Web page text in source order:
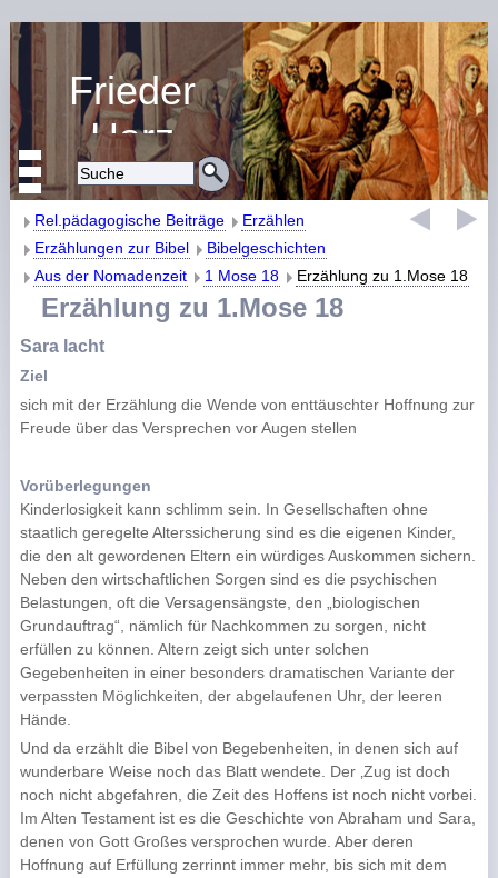
Frieder
Harz
Religiöse Erziehung
und Bildung
Rel.pädagogische Beiträge
Erzählen
Erzählungen zur Bibel
Bibelgeschichten
Aus der Nomadenzeit
1 Mose 18 Erzählung zu 1.Mose 18
Erzählung zu 1.Mose 18
Sara lacht
Ziel
sich mit der Erzählung die Wende von enttäuschter Hoffnung zur
Freude über das Versprechen vor Augen stellen
Vorüberlegungen
Kinderlosigkeit kann schlimm sein. In Gesellschaften ohne
staatlich geregelte Alterssicherung sind es die eigenen Kinder,
die den alt gewordenen Eltern ein würdiges Auskommen sichern.
Neben den wirtschaftlichen Sorgen sind es die psychischen
Belastungen, oft die Versagensängste, den „biologischen
Grundauftrag“, nämlich für Nachkommen zu sorgen, nicht
erfüllen zu können. Altern zeigt sich unter solchen
Gegebenheiten in einer besonders dramatischen Variante der
verpassten Möglichkeiten, der abgelaufenen Uhr, der leeren
Hände.
Und da erzählt die Bibel von Begebenheiten, in denen sich auf
wunderbare Weise noch das Blatt wendete. Der ‚Zug ist doch
noch nicht abgefahren, die Zeit des Hoffens ist noch nicht vorbei.
Im Alten Testament ist es die Geschichte von Abraham und Sara,
denen von Gott Großes versprochen wurde. Aber deren
Hoffnung auf Erfüllung zerrinnt immer mehr, bis sich mit dem